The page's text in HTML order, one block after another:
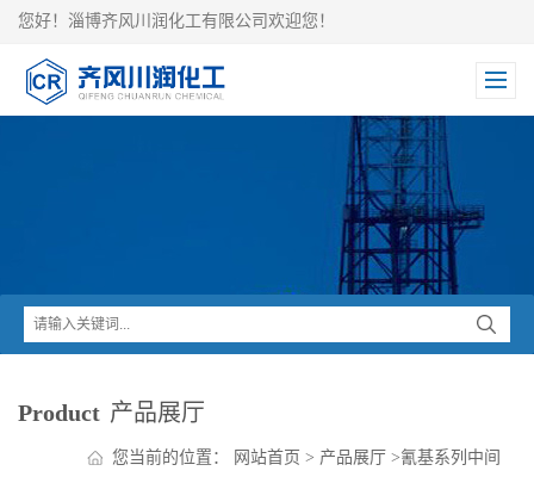
您好！淄博齐风川润化工有限公司欢迎您！
Product 产品展厅
您当前的位置： 网站首页 > 产品展厅 >氰基系列中间